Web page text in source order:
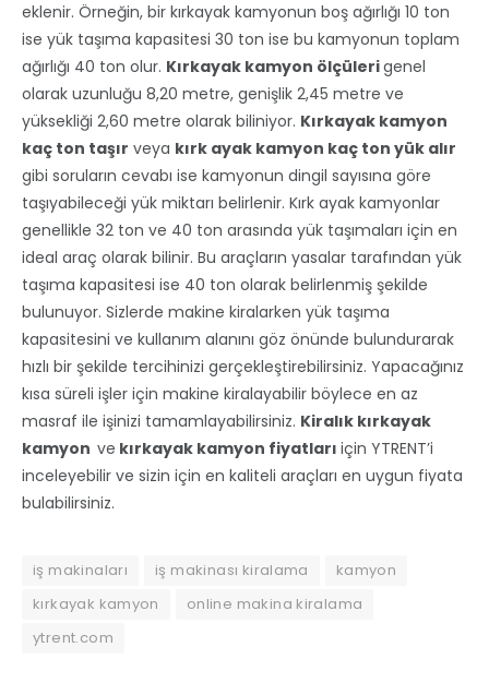
eklenir. Örneğin, bir kırkayak kamyonun boş ağırlığı 10 ton
ise yük taşıma kapasitesi 30 ton ise bu kamyonun toplam
ağırlığı 40 ton olur. Kırkayak kamyon ölçülerigenel
olarak uzunluğu 8,20 metre, genişlik 2,45 metre ve
yüksekliği 2,60 metre olarak biliniyor. Kırkayak kamyon
kaç ton taşır veya kırk ayak kamyon kaç ton yük alır
gibi soruların cevabı ise kamyonun dingil sayısına göre
taşıyabileceği yük miktarı belirlenir. Kırk ayak kamyonlar
genellikle 32 ton ve 40 ton arasında yük taşımaları için en
ideal araç olarak bilinir. Bu araçların yasalar tarafından yük
taşıma kapasitesi ise 40 ton olarak belirlenmiş şekilde
bulunuyor. Sizlerde makine kiralarken yük taşıma
kapasitesini ve kullanım alanını göz önünde bulundurarak
hızlı bir şekilde tercihinizi gerçekleştirebilirsiniz. Yapacağınız
kısa süreli işler için makine kiralayabilir böylece en az
masraf ile işinizi tamamlayabilirsiniz. Kiralık kırkayak
kamyon ve kırkayak kamyon fiyatları için YTRENT’i
inceleyebilir ve sizin için en kaliteli araçları en uygun fiyata
bulabilirsiniz.
iş makinaları iş makinası kiralama
kamyon
kırkayak kamyon
online makina kiralama
ytrent.com